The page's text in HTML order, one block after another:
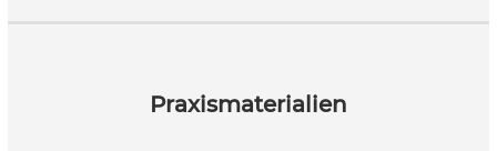
Praxismaterialien